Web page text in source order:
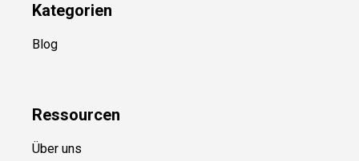
Kategorien
Blog
Ressourcen
Über uns